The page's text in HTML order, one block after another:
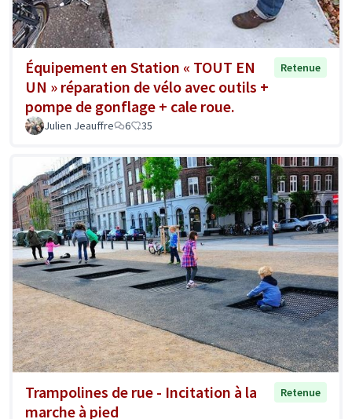
Équipement en Station « TOUT EN
UN » réparation de vélo avec outils +
pompe de gonflage + cale roue.
Retenue
Julien Jeauffre 6 35
Trampolines de rue - Incitation à la
marche à pied
Retenue